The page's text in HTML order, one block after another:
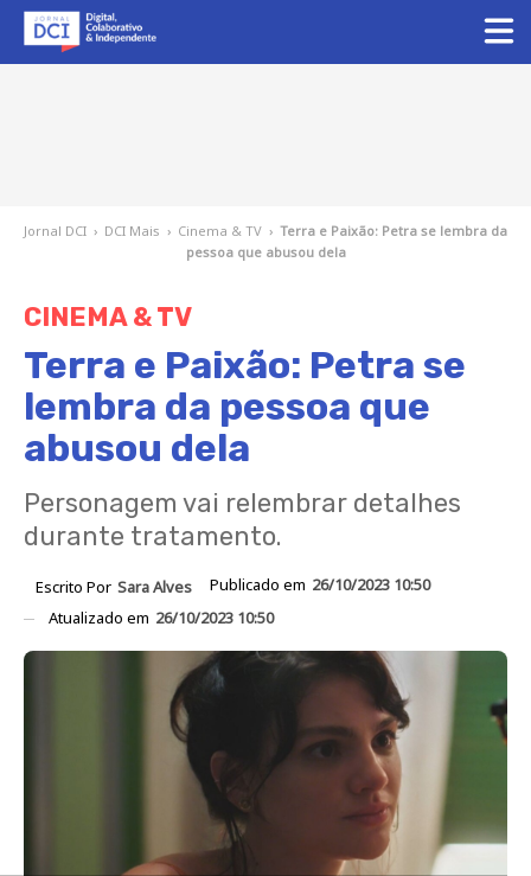
Jornal DCI › DCI Mais › Cinema & TV › Terra e Paixão: Petra se lembra da
pessoa que abusou dela
CINEMA & TV
Terra e Paixão: Petra se
lembra da pessoa que
abusou dela
Personagem vai relembrar detalhes
durante tratamento.
Escrito Por Sara Alves Publicado em 26/10/2023 10:50
Atualizado em 26/10/2023 10:50